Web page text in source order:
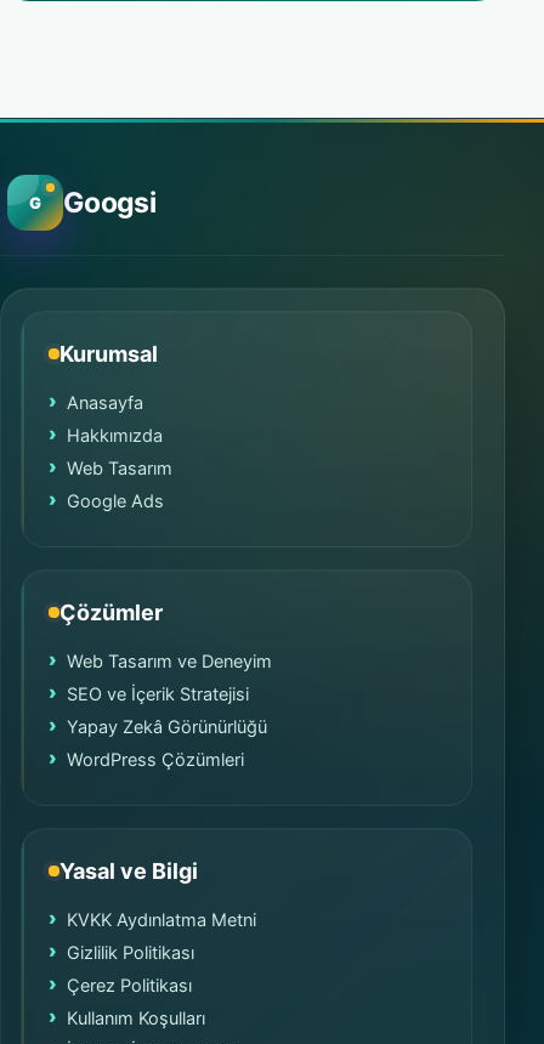
G Googsi
Kurumsal
Anasayfa
Hakkımızda
Web Tasarım
Google Ads
Çözümler
Web Tasarım ve Deneyim
SEO ve İçerik Stratejisi
Yapay Zekâ Görünürlüğü
WordPress Çözümleri
Yasal ve Bilgi
KVKK Aydınlatma Metni
Gizlilik Politikası
Çerez Politikası
Kullanım Koşulları